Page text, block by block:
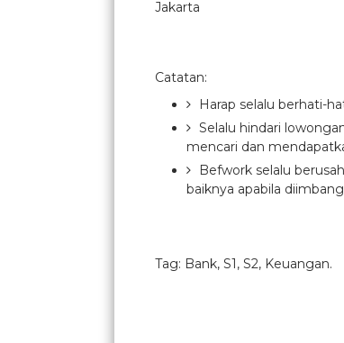
Jakarta
Catatan:
Harap selalu berhati-
Selalu hindari
mencari dan
Befwork selalu
baiknya apabila
Tag: Bank, S1, S2, Keuangan.